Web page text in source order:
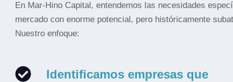
En Mar-Hino Capital, entendemos las necesidades
mercado con enorme potencial, pero históricamente
Nuestro enfoque:
Identificamos empresas que